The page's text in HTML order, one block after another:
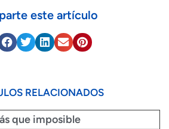
este artículo
RELACIONADOS
que imposible